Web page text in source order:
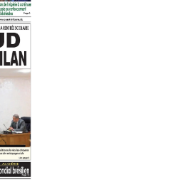
les bandes de
réunion sur le
de la